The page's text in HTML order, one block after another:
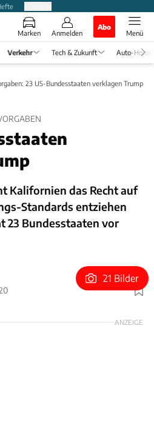
Marken Anmelden
Abo
Menü
Verkehr Tech & Zukunft Auto-
23 US-Bundesstaaten verklagen Trump
Kalifornien das Recht auf
Standards entziehen
23 Bundesstaaten vor
Foto: Dani Heyne
21 Bilder
ANZEIGE